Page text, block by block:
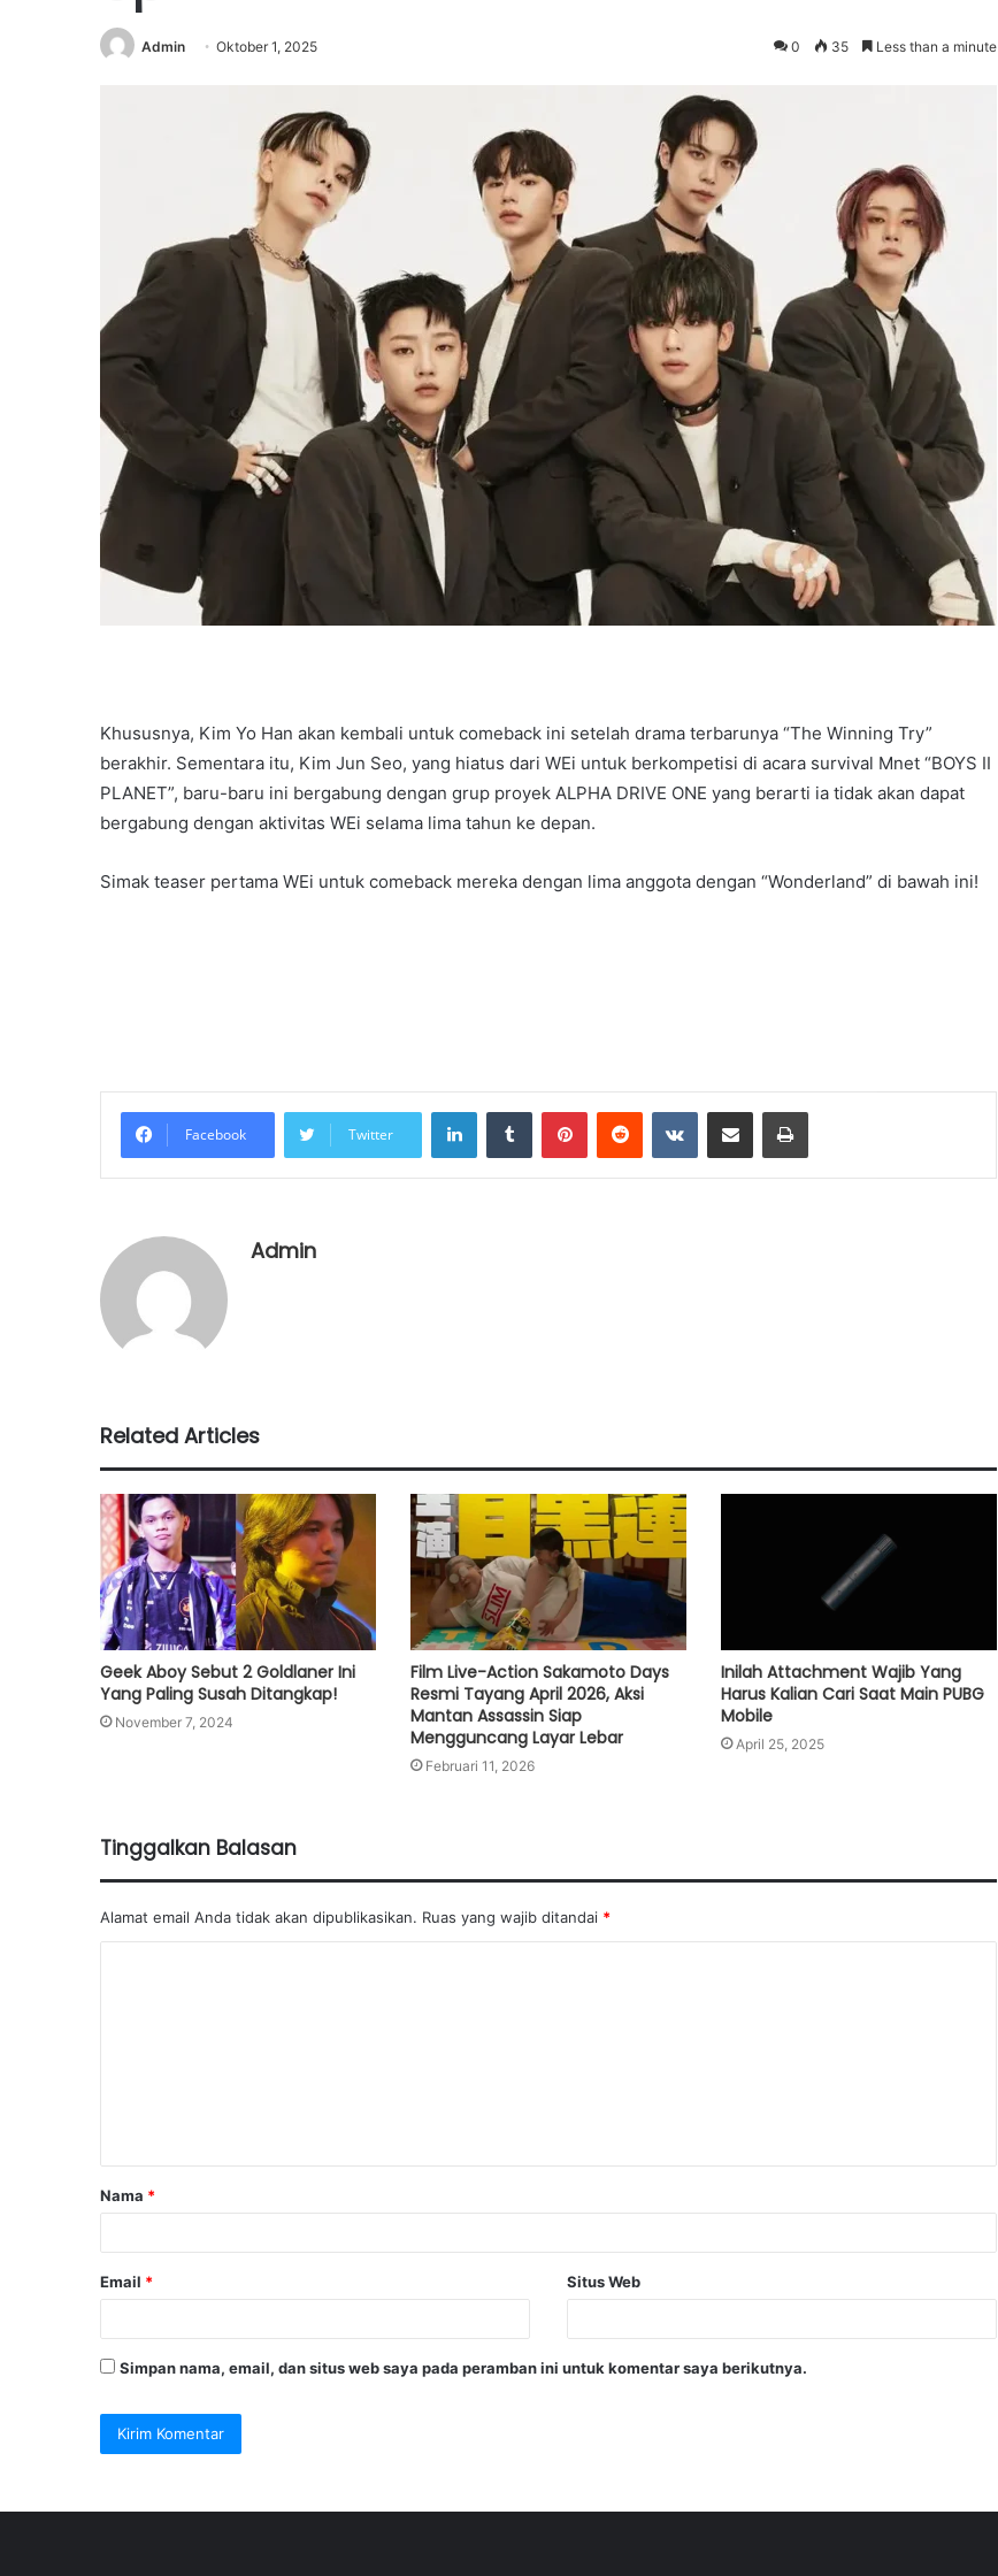
Admin Oktober 1, 2025 0 35 Less than a minute
Khususnya, Kim Yo Han akan kembali untuk comeback ini setelah drama terbarunya “The Winning Try”
berakhir. Sementara itu, Kim Jun Seo, yang hiatus dari WEi untuk berkompetisi di acara survival Mnet “BOYS II
PLANET”, baru-baru ini bergabung dengan grup proyek ALPHA DRIVE ONE yang berarti ia tidak akan dapat
bergabung dengan aktivitas WEi selama lima tahun ke depan.
Simak teaser pertama WEi untuk comeback mereka dengan lima anggota dengan “Wonderland” di bawah ini!
Facebook Twitter
LinkedInTumblr PinterestReddit VKontakteShare via Email Print
Admin
Related Articles
Geek Aboy Sebut 2 Goldlaner Ini
Yang Paling Susah Ditangkap!
November 7, 2024
Film Live-Action Sakamoto Days
Resmi Tayang April 2026, Aksi
Mantan Assassin Siap
Mengguncang Layar Lebar
Februari 11, 2026
Inilah Attachment Wajib Yang
Harus Kalian Cari Saat Main PUBG
Mobile
April 25, 2025
Tinggalkan Balasan
Alamat email Anda tidak akan dipublikasikan. Ruas yang wajib ditandai *
a
r
Nama *
Email * Situs Web
Simpan nama, email, dan situs web saya pada peramban ini untuk komentar saya berikutnya.